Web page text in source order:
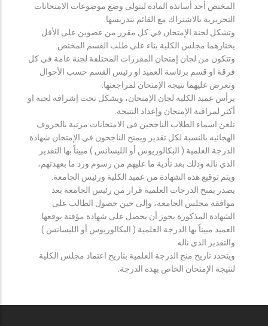
المختص أحد أساتذة المادة ليتولى وضع موضوعات الامتحانات
التحريرية بالاشتراك مع القائم بتدريسها.
وتشكل لجنة الإمتحان في كل مقرر من عضوين على الأقل
يختارهما مجلس الكلية بناء على طلب القسم المختص.
وتتكون من لجان إمتحان المقررات المختلفة لجنة عامة في كل
فرقة او قسم برئاسة العميد او رئيس القسم حسب الأحوال
وتعرض عليهما نتيجة الإمتحان لمراجعتها.
يرأس عميد الكلية لجان الإمتحان، ويشكل تحت إشرافه لجنة او
أكثر لمراقبة الإمتحان وإعداد النتيجة.
تلعن اسماء الطلاب الناجحين فى الامتحانات مرتبة بالحروف
الهجائيه بالنسبة لكل تقدير ويمنح الناجحون في الإمتحان شهادة
الدرجة العلمية ( البكالوريوس أو الليسانس ) مبيناً بها التقدير
الذي ناله وذلك بعد تأدية ما عليهم من رسوم ورد ما بعهدتهم،
ويتم توقيع هذه الشهادة من عميد الكلية ورئيس الجامعة.
يصدر بمنح الدرجات العلمية قرار من رئيس الجامعة بعد
موافقة مجلس الجامعة، وإلى حين حصول الطالب على
الشهادة المذكورة يجوز أن يحصل على شهادة مؤقتة يوقعها
العميد مبيناً بها الدرجة العلمية ( البكالوريوس أو الليسانس )
والتقدير الذي ناله.
ويتحدد تاريخ منح الدرجة العلمية بتاريخ اعتماد مجلس الكلية
لنتيجة الإمتحان الخاص بهذه الدرجة.